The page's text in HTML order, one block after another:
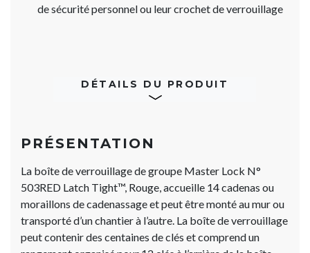
de sécurité personnel ou leur crochet de verrouillage
DÉTAILS DU PRODUIT
PRÉSENTATION
La boîte de verrouillage de groupe Master Lock N°
503RED Latch Tight™, Rouge, accueille 14 cadenas ou
moraillons de cadenassage et peut être monté au mur ou
transporté d’un chantier à l’autre. La boîte de verrouillage
peut contenir des centaines de clés et comprend un